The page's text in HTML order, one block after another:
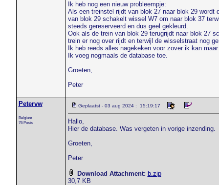
Ik heb nog een nieuw probleempje:
Als een treinstel rijdt van blok 27 naar blok 29
van blok 29 schakelt wissel W7 om naar blok 37
steeds gereserveerd en dus geel gekleurd.
Ook als de trein van blok 29 terugrijdt naar blok 27
trein er nog over rijdt en terwijl de wisselstraat nog
Ik heb reeds alles nagekeken voor zover ik kan
Ik voeg nogmaals de database toe.
Groeten,
Peter
Petervw
Belgium
76 Posts
Geplaatst - 03 aug 2024 : 15:19:17
Hallo,
Hier de database. Was vergeten in vorige inzending.
Groeten,
Peter
Download Attachment: b.zip
30,7 KB